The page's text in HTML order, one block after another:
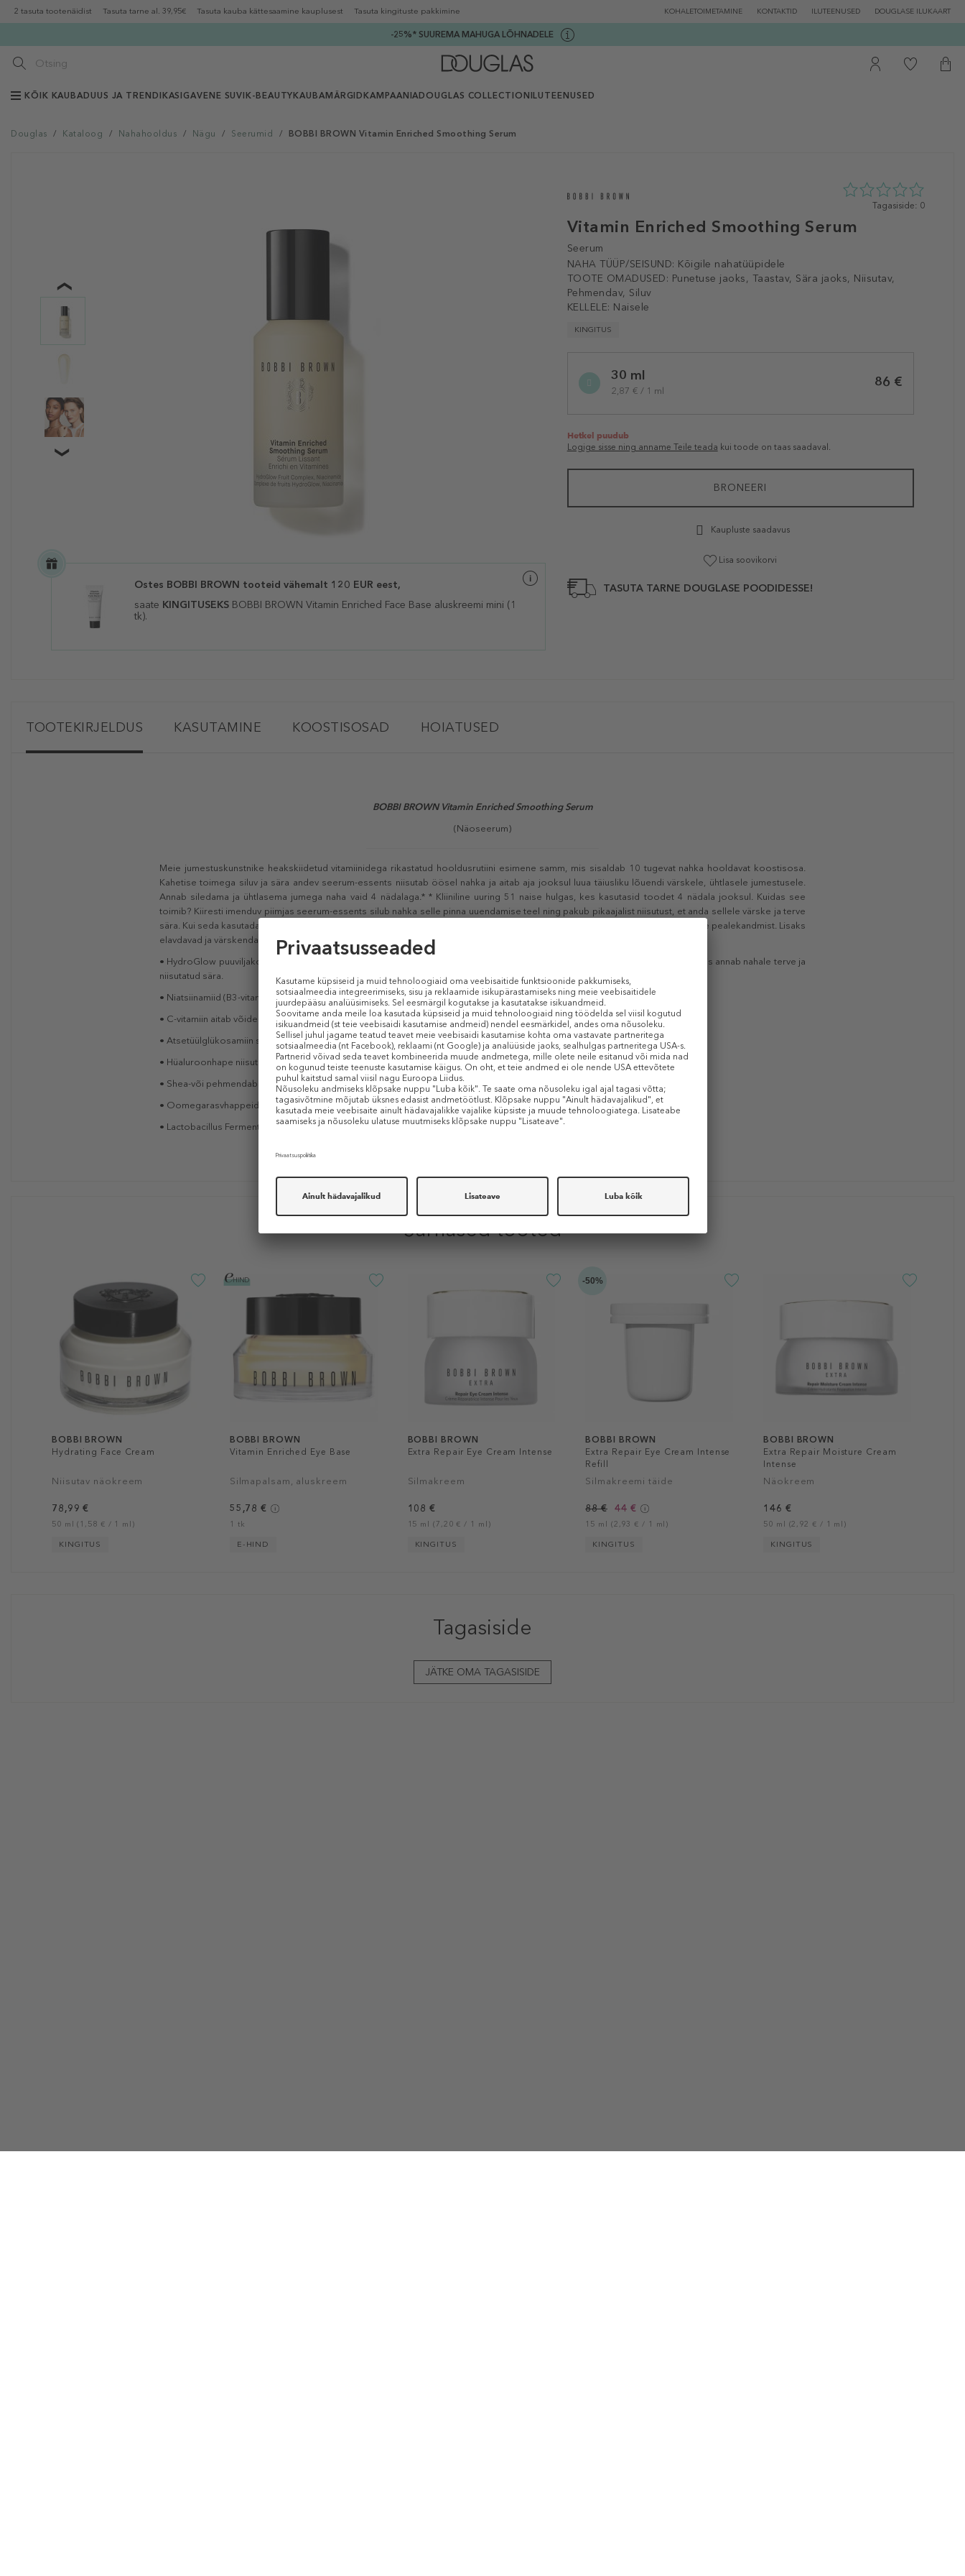
2 tasuta tootenäidist Tasuta tarne al. 39,95€ Tasuta kauba kättesaamine kauplusest Tasuta kingituste pakkimine KOHALETOIMETAMINE KONTAKTID ILUTEENUSED DOUGLASE ILUKAART
-25%* SUUREMA MAHUGA LÕHNADELE
KÕIK KAUBADUUS JA TRENDIKAS IGAVENE SUVI K-BEAUTY KAUBAMÄRGID KAMPAANIADOUGLAS COLLECTION ILUTEENUSED
Douglas / Kataloog / Nahahooldus / Nägu / Seerumid / BOBBI BROWN Vitamin Enriched Smoothing Serum
Vitamin Enriched Smoothing Serum
Seerum
NAHA TÜÜP/SEISUND: Kõigile nahatüüpidele
TOOTE OMADUSED: Punetuse jaoks, Taastav, Sära jaoks, Niisutav,
Pehmendav, Siluv
KELLELE: Naisele
KINGITUS
0
Tagasiside: 0
variation30 ml
2,87 € / 1 ml
86 €
Hetkel puudub
Logige sisse ning anname Teile teada kui toode on taas saadaval.
BRONEERI
Kaupluste saadavus
Lisa soovikorvi
TASUTA TARNE DOUGLASE POODIDESSE!
Ostes BOBBI BROWN tooteid vähemalt 120 EUR eest,
saate KINGITUSEKS BOBBI BROWN Vitamin Enriched Face Base aluskreemi mini (1
tk).
TOOTEKIRJELDUS KASUTAMINE KOOSTISOSAD HOIATUSED
BOBBI BROWN Vitamin Enriched Smoothing Serum
(Näoseerum)
Meie jumestuskunstnike heakskiidetud vitamiinidega rikastatud hooldusrutiini esimene samm, mis sisaldab 10 tugevat nahka hooldavat koostisosa.
Kahetise toimega siluv ja sära andev seerum-essents niisutab öösel nahka ja aitab aja jooksul luua täiusliku lõuendi värskele, ühtlasele jumestusele.
Annab siledama ja ühtlasema jumega naha vaid 4 nädalaga.* * Kliiniline uuring 51 naise hulgas, kes kasutasid toodet 4 nädala jooksul. Kuidas see
toimib? Kiiresti imenduv piimjas seerum-essents silub nahka selle pinna uuendamise teel ning pakub pikaajalist niisutust, et anda sellele värske ja terve
sära. Kui seda kasutada koos näoaluskreemiga
, aitab see nahka pehmendada ja lihtsustab jumestuse pealekandmist. Lisaks
elavdavad ja värskendavad meeli greibi- ja geraaniumiõli erksad tsitruselõhnad. Peamised koostisosad
• HydroGlow puuviljakompleks, mis sisaldab arbuusi- ja õunaekstrakte, toimib koos kaktusega, et tagada pikaajaline niisutus, mis annab nahale terve ja
niisutatud sära.
• Niatsiinamiid (B3-vitamiin) tagab kauakestva niisutuse.
• C-vitamiin aitab võidelda tuhmuse vastu ja muudab aja jooksul nahatooni heledamaks.
• Atsetüülglükosamiin silub ja ühtlustab õrna koorimise teel aja jooksul naha tekstuuri.
• Hüaluroonhape niisutab kergelt nahka, muutes peened kuivad kurrud vähem silmapaistvaks.
• Shea-või pehmendab ja hooldab nahka.
• Oomegarasvhappeid sisaldav granadilliõli toidab, taastab ja pehmendab.
• Lactobacillus Ferment ja kofeiin aitavad aja jooksul vähendada punetust.
Sarnased tooted
BOBBI BROWN
Hydrating Face Cream
Niisutav näokreem
78,99 €
50 ml (1,58 € / 1 ml)
KINGITUS
BOBBI BROWN
Vitamin Enriched Eye Base
Silmapalsam, aluskreem
55,78 €
1 tk
E-HIND
BOBBI BROWN
Extra Repair Eye Cream Intense
Silmakreem
108 €
15 ml (7,20 € / 1 ml)
KINGITUS
-50%
BOBBI BROWN
Extra Repair Eye Cream Intense
Refill
Silmakreemi täide
88 € 44 €
15 ml (2,93 € / 1 ml)
KINGITUS
BOBBI BROWN
Extra Repair Moisture Cream
Intense
Näokreem
146 €
50 ml (2,92 € / 1 ml)
KINGITUS
Tagasiside
JÄTKE OMA TAGASISIDE